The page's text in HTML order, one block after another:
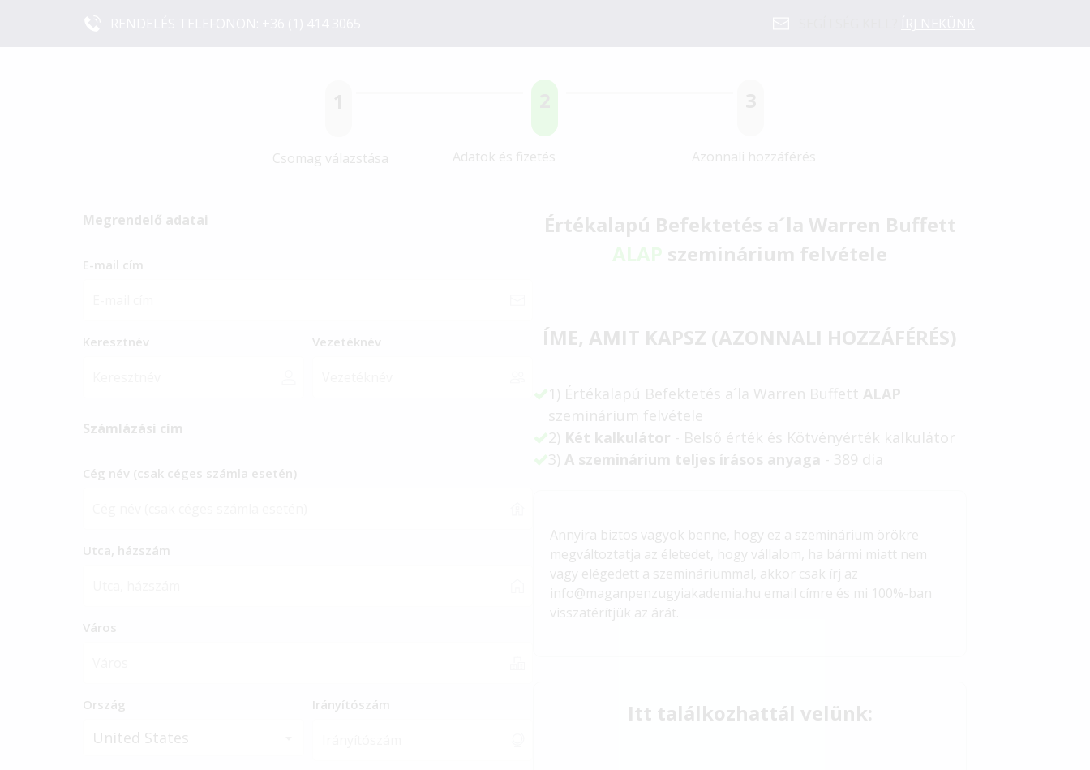
Csomag válazstása Adatok és fizetés Azonnali hozzáférés
Megrendelő adatai
E-mail cím
Keresztnév Vezetéknév
Számlázási cím
Cég név (csak céges számla esetén)
Utca, házszám
Város
Ország
United States
Irányítószám
Értékalapú Befektetés a´la Warren Buffett
szeminárium felvétele
ÍME, AMIT KAPSZ (AZONNALI HOZZÁFÉRÉS)
1) Értékalapú Befektetés a´la Warren Buffett ALAP
szeminárium felvétele
2) Két kalkulátor - Belső érték és Kötvényérték kalkulátor
3) A szeminárium teljes írásos anyaga - 389 dia
Annyira biztos vagyok benne, hogy ez a szeminárium örökre
megváltoztatja az életedet, hogy vállalom, ha bármi miatt nem
vagy elégedett a szemináriummal, akkor csak írj az
info@maganpenzugyiakademia.hu email címre és mi 100%-ban
visszatérítjük az árát.
Itt találkozhattál velünk: